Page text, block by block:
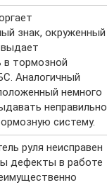
знак, окруженный
в тормозной
Аналогичный
немного
неправильно
систему.
руля неисправен
дефекты в работе